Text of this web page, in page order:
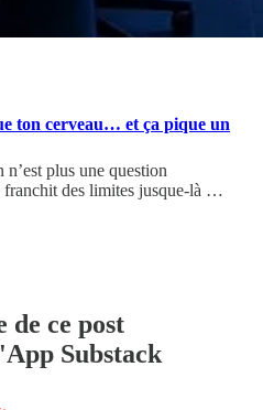
ton cerveau… et ça pique un
plus une question
franchit des limites jusque-là …
de ce post
Substack